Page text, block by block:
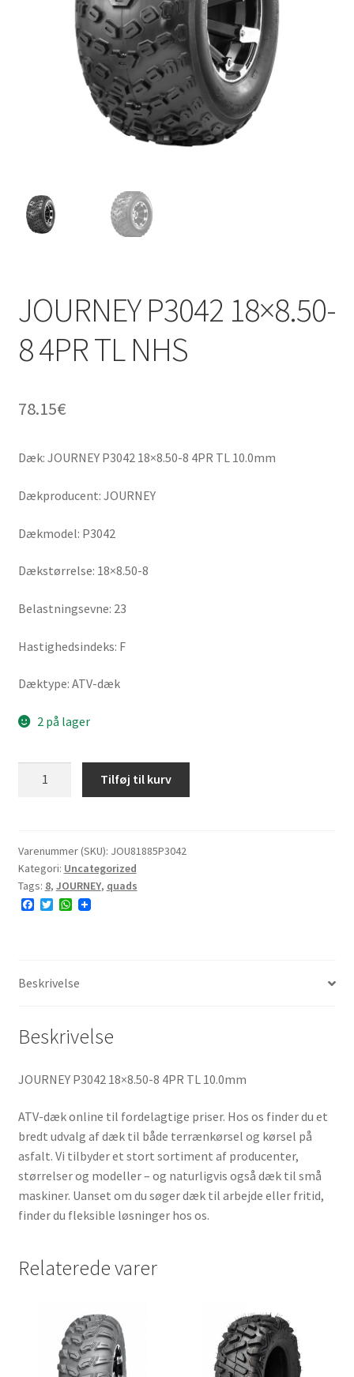
JOURNEY P3042 18×8.50-
8 4PR TL NHS
78.15€
Dæk: JOURNEY P3042 18×8.50-8 4PR TL 10.0mm
Dækproducent: JOURNEY
Dækmodel: P3042
Dækstørrelse: 18×8.50-8
Belastningsevne: 23
Hastighedsindeks: F
Dæktype: ATV-dæk
2 på lager
4PR
TL
NHS
antal
Tilføj til kurv
Varenummer (SKU): JOU81885P3042
Kategori: Uncategorized
Tags: 8, JOURNEY, quads
F
o
T
r
W
p
Beskrivelse
Beskrivelse
JOURNEY P3042 18×8.50-8 4PR TL 10.0mm
ATV-dæk online til fordelagtige priser. Hos os finder du et
bredt udvalg af dæk til både terrænkørsel og kørsel på
asfalt. Vi tilbyder et stort sortiment af producenter,
størrelser og modeller – og naturligvis også dæk til små
maskiner. Uanset om du søger dæk til arbejde eller fritid,
finder du fleksible løsninger hos os.
Relaterede varer